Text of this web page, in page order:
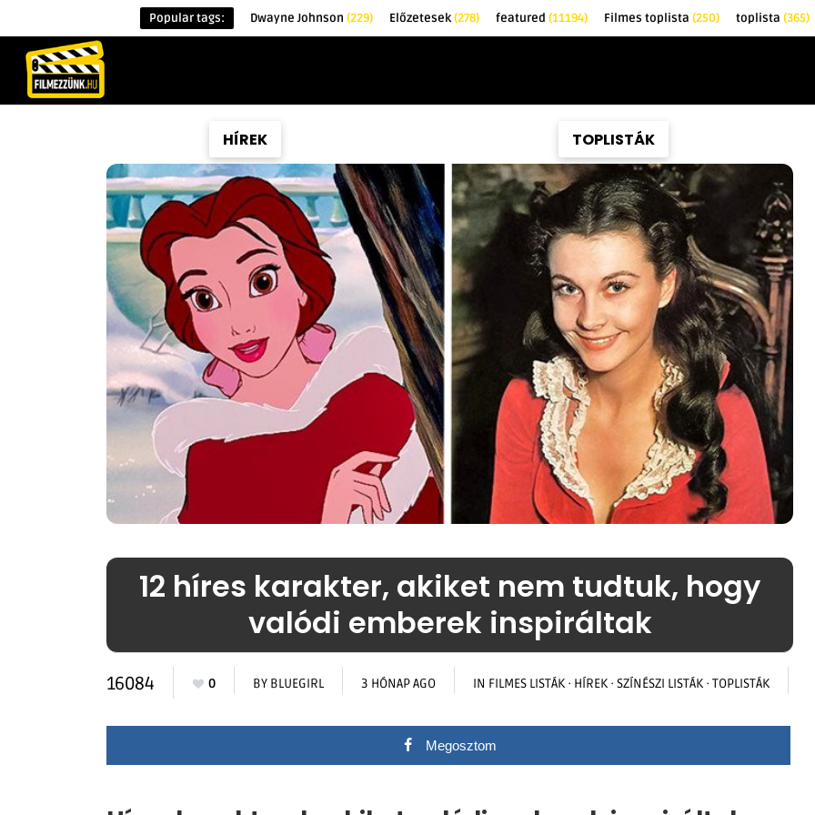
Popular tags: Dwayne Johnson (229) Előzetesek(278) featured (11194) Filmes toplista (250) toplista (365)
HÍREK TOPLISTÁK
12 híres karakter, akiket nem tudtuk, hogy
valódi emberek inspiráltak
16084 0 BY BLUEGIRL 3 HÓNAP AGO IN FILMES LISTÁK · HÍREK · SZÍNÉSZI LISTÁK · TOPLISTÁK
Megosztom